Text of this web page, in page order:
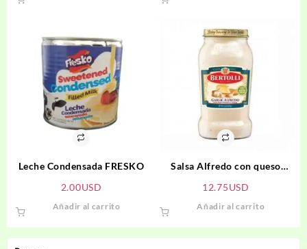
Leche Condensada FRESKO
2.00USD
Añadir al carrito
Salsa Alfredo con queso
12.75USD
Añadir al carrito